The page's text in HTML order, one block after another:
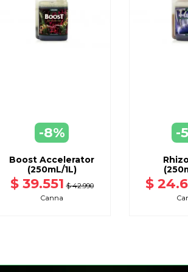
-8%
AGREGAR
A CARRO
Boost Accelerator
(250mL/1L)
$ 39.551 $ 42.990
Canna
-
A
$